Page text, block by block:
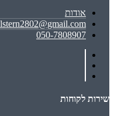
אודות
050-7808907
שירות לקוחות